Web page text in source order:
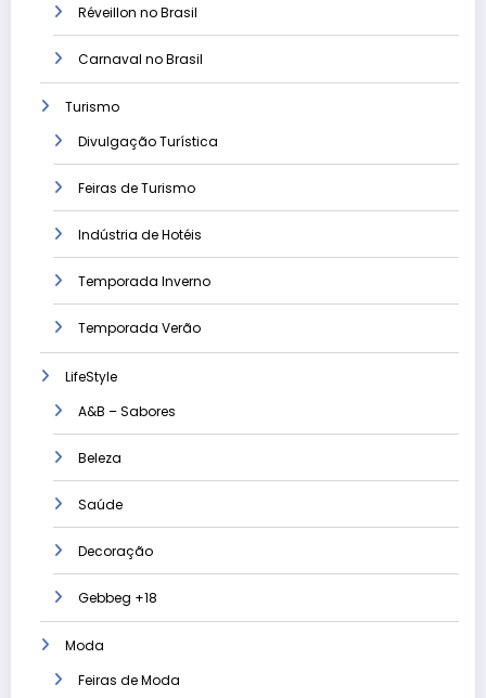
Réveillon no Brasil
Carnaval no Brasil
Turismo
Divulgação Turística
Feiras de Turismo
Indústria de Hotéis
Temporada Inverno
Temporada Verão
LifeStyle
A&B – Sabores
Beleza
Saúde
Decoração
Gebbeg +18
Moda
Feiras de Moda